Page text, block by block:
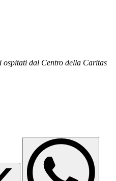
ospitati dal Centro della Caritas